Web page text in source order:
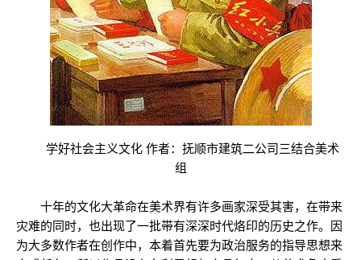
学好社会主义文化 作者：抚顺市建筑二公司三结合美术
组
十年的文化大革命在美术界有许多画家深受其害，在带来
灾难的同时，也出现了一批带有深深时代烙印的历史之作。因
为大多数作者在创作中，本着首先要为政治服务的指导思想来